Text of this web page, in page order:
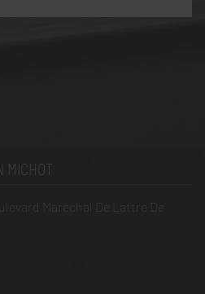
MICHOT
Maréchal De Lattre De